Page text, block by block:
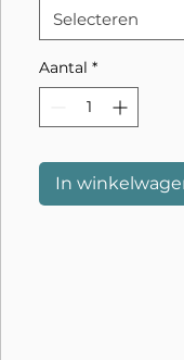
Selecteren
Aantal *
In